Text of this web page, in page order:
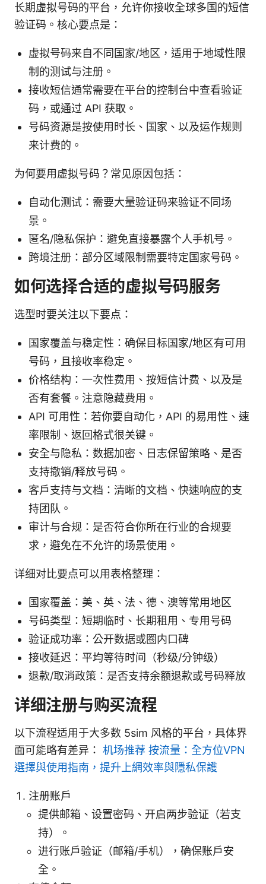
长期虚拟号码的平台，允许你接收全球多国的短信
验证码。核心要点是：
虚拟号码来自不同国家/地区，适用于地域性限
制的测试与注册。
接收短信通常需要在平台的控制台中查看验证
码，或通过 API 获取。
号码资源是按使用时长、国家、以及运作规则
来计费的。
为何要用虚拟号码？常见原因包括：
自动化测试：需要大量验证码来验证不同场
景。
匿名/隐私保护：避免直接暴露个人手机号。
跨境注册：部分区域限制需要特定国家号码。
如何选择合适的虚拟号码服务
选型时要关注以下要点：
国家覆盖与稳定性：确保目标国家/地区有可用
号码，且接收率稳定。
价格结构：一次性费用、按短信计费、以及是
否有套餐。注意隐藏费用。
API 可用性：若你要自动化，API 的易用性、速
率限制、返回格式很关键。
安全与隐私：数据加密、日志保留策略、是否
支持撤销/释放号码。
客户支持与文档：清晰的文档、快速响应的支
持团队。
审计与合规：是否符合你所在行业的合规要
求，避免在不允许的场景使用。
详细对比要点可以用表格整理：
国家覆盖：美、英、法、德、澳等常用地区
号码类型：短期临时、长期租用、专用号码
验证成功率：公开数据或圈内口碑
接收延迟：平均等待时间（秒级/分钟级）
退款/取消政策：是否支持余额退款或号码释放
详细注册与购买流程
以下流程适用于大多数 5sim 风格的平台，具体界
面可能略有差异： 机场推荐 按流量：全方位VPN
選擇與使用指南，提升上網效率與隱私保護
注册账户
提供邮箱、设置密码、开启两步验证（若支
持）。
进行账户验证（邮箱/手机），确保账户安
全。